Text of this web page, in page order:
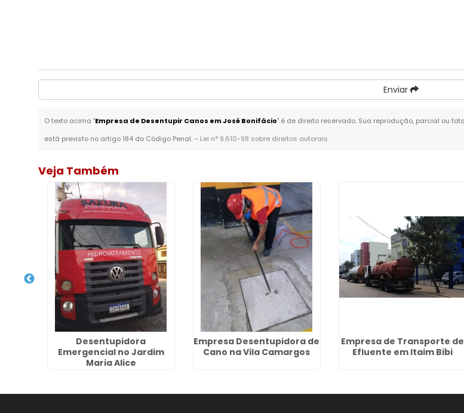
Enviar
O texto acima "Empresa de Desentupir Canos em José Bonifácio" é de direito reservado. Sua reprodução, parcial ou
está previsto no artigo 184 do Código Penal. – Lei n° 9.610-98 sobre direitos autorais.
Veja Também
Desentupidora
Emergencial no Jardim
Maria Alice
Empresa Desentupidora de
Cano na Vila Camargos
Empresa de Transporte de
Efluente em Itaim Bibi